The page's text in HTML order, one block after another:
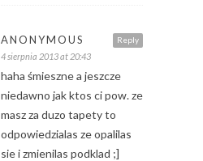
Reply
ANONYMOUS
4 sierpnia 2013 at 20:43
haha śmieszne a jeszcze
niedawno jak ktos ci pow. ze
masz za duzo tapety to
odpowiedzialas ze opalilas
sie i zmienilas podklad ;]